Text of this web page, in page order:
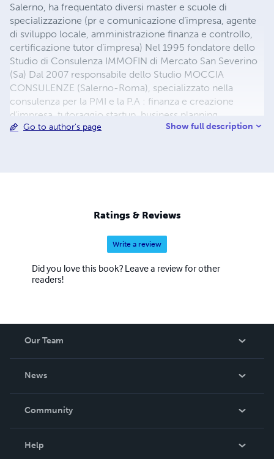
Salerno, ha frequentato diversi master e scuole di
specializzazione (pr e comunicazione d’impresa, agente
di sviluppo locale, amministrazione finanza e controllo,
certificazione tutor d’impresa) Nel 1995 fondatore dello
Studio di Consulenza IMMOFIN di Mercato San Severino
(Sa) Dal 2007 responsabile dello Studio MOCCIA
CONSULENZE (Salerno-Roma), specializzato nella
consulenza per la PMI e la P.A : finanza e creazione
d’impresa, tutoraggio startup, business planning,
diagnostica aziendale, piani di valutazione e di
"Giornalista" per diletto, autore di papers, è spesso ospite
di programmi radiotelevisi, conduce Che Impresa! su
radio ponte-regeneration.
Go to author's page Show full description
Ratings & Reviews
Write a review
Did you love this book? Leave a review for other
readers!
Our Team
News
In The News
Community
Help